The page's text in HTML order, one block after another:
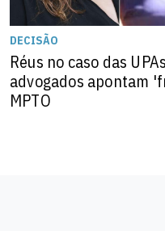
DECISÃO
Réus no caso das
advogados apontam
MPTO